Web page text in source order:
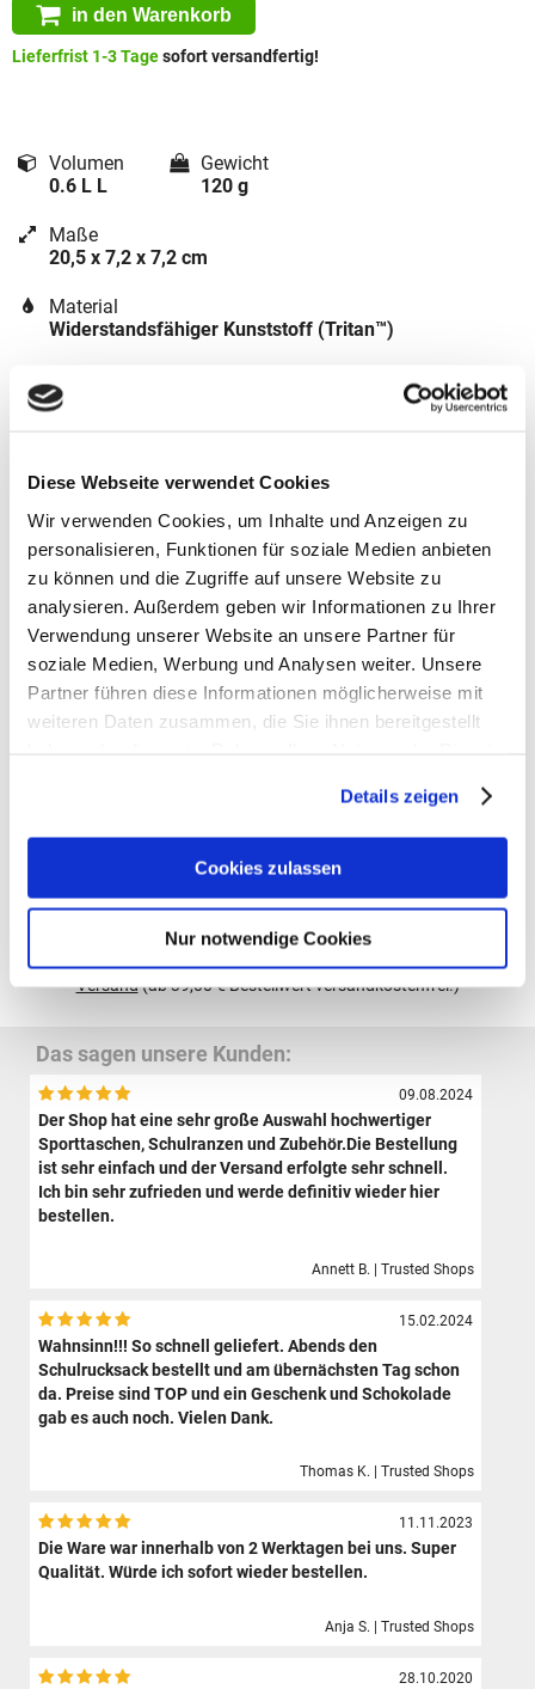
Diese Webseite verwendet Cookies
Wir verwenden Cookies, um Inhalte und Anzeigen zu
personalisieren, Funktionen für soziale Medien anbieten
zu können und die Zugriffe auf unsere Website zu
analysieren. Außerdem geben wir Informationen zu Ihrer
Verwendung unserer Website an unsere Partner für
soziale Medien, Werbung und Analysen weiter. Unsere
Partner führen diese Informationen möglicherweise mit
weiteren Daten zusammen, die Sie ihnen bereitgestellt
Details zeigen
Cookies zulassen
Nur notwendige Cookies
in den Warenkorb
Lieferfrist 1-3 Tagesofort versandfertig!
Volumen
0.6 L L
Gewicht
120 g
Maße
20,5 x 7,2 x 7,2 cm
Material
Widerstandsfähiger Kunststoff (Tritan™)
Ergobag KLETTIES
HERSTELLER: ERGOBAG/FOND OF GmbH, Vitalisstr.67
Kontakt: info@ergobag.de / Tel.+49 221 95673230
Gutscheine bestellen
Alle Preise verstehen sich inklusive der gesetzl. MwSt. und zzgl.
Versand(ab 39,00 € Bestellwert versandkostenfrei!)
Das sagen unsere Kunden:
09.08.2024
Der Shop hat eine sehr große Auswahl hochwertiger
Sporttaschen, Schulranzen und Zubehör.Die Bestellung
ist sehr einfach und der Versand erfolgte sehr schnell.
Ich bin sehr zufrieden und werde definitiv wieder hier
bestellen.
Annett B. | Trusted Shops
15.02.2024
Wahnsinn!!! So schnell geliefert. Abends den
Schulrucksack bestellt und am übernächsten Tag schon
da. Preise sind TOP und ein Geschenk und Schokolade
gab es auch noch. Vielen Dank.
Thomas K. | Trusted Shops
11.11.2023
Die Ware war innerhalb von 2 Werktagen bei uns. Super
Qualität. Würde ich sofort wieder bestellen.
Anja S. | Trusted Shops
28.10.2020